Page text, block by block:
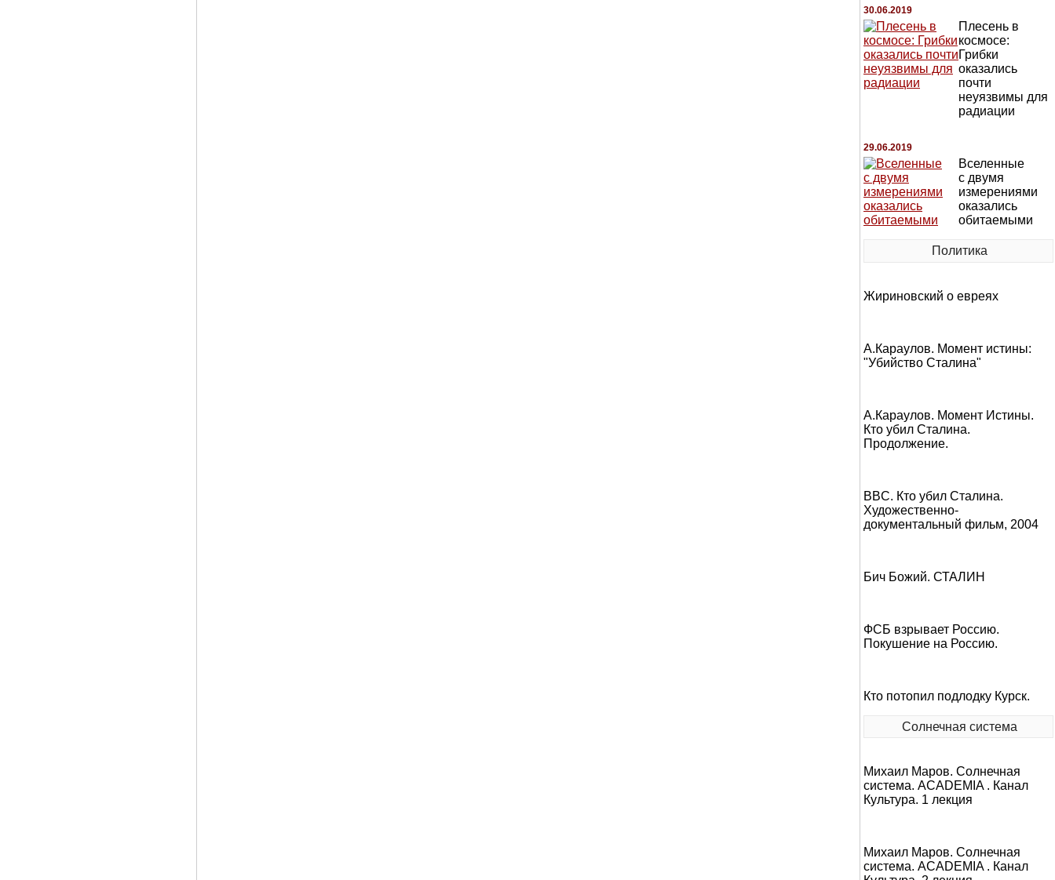
30.06.2019
Плесень в
космосе:
Грибки
оказались
почти
неуязвимы для
радиации
29.06.2019
Вселенные
с двумя
измерениями
оказались
обитаемыми
Политика
Жириновский о евреях
А.Караулов. Момент истины:
"Убийство Сталина"
А.Караулов. Момент Истины.
Кто убил Сталина.
Продолжение.
BBC. Кто убил Сталина.
Художественно-
документальный фильм, 2004
Бич Божий. СТАЛИН
ФСБ взрывает Россию.
Покушение на Россию.
Кто потопил подлодку Курск.
Солнечная система
Михаил Маров. Солнечная
система. ACADEMIA . Канал
Культура. 1 лекция
Михаил Маров. Солнечная
система. ACADEMIA . Канал